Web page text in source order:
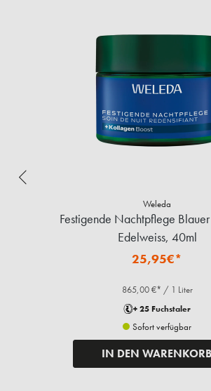
Weleda
Festigende Nachtpflege
Edelweiss, 40ml
25,95€*
865,00 €* / 1 Liter
+ 25 Fuchstaler
Sofort verfügbar
IN DEN WARENKORB